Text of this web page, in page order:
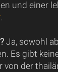
und einer
.
Ja, sowohl
Es gibt
von der